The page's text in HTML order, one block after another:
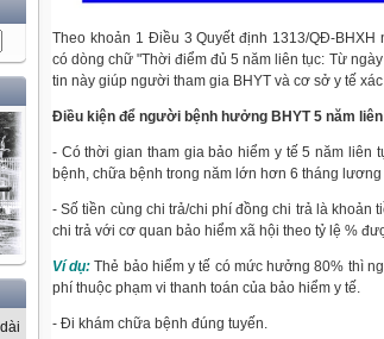
Theo khoản 1 Điều 3 Quyết định 1313/QĐ-
có dòng chữ "Thời điểm đủ 5 năm liên tục: Từ
tin này giúp người tham gia BHYT và cơ sở y tế
Điều kiện để người bệnh hưởng BHYT 5 năm
- Có thời gian tham gia bảo hiểm y tế 5 năm liên
bệnh, chữa bệnh trong năm lớn hơn 6 tháng
- Số tiền cùng chi trả/chi phí đồng chi trả là khoản
chi trả với cơ quan bảo hiểm xã hội theo tỷ lệ %
Ví dụ: Thẻ bảo hiểm y tế có mức hưởng 80% thì
phí thuộc phạm vi thanh toán của bảo hiểm y tế.
- Đi khám chữa bệnh đúng tuyến.